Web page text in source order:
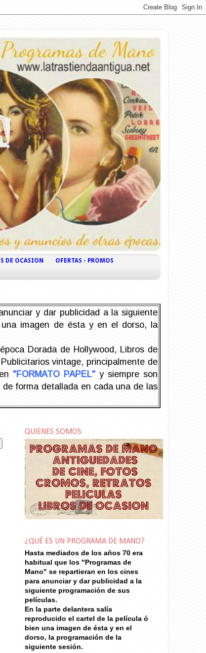
DE OCASION
OFERTAS - PROMOS
y dar publicidad a la siguiente
imagen de ésta y en el dorso, la
Dorada de Hollywood, Libros de
vintage, principalmente de
"FORMATO PAPEL" y siempre son
forma detallada en cada una de las
QUIENES SOMOS
¿QUÉ ES UN PROGRAMA DE MANO?
Hasta mediados de los años 70 era
habitual que los "Programas de
Mano" se repartieran en los cines
para anunciar y dar publicidad a la
siguiente programación de sus
películas.
En la parte delantera salía
reproducido el cartel de la película ó
bien una imagen de ésta y en el
dorso, la programación de la
siguiente sesión.